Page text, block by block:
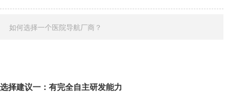
如何选择一个医院导航厂商？
选择建议一：有完全自主研发能力